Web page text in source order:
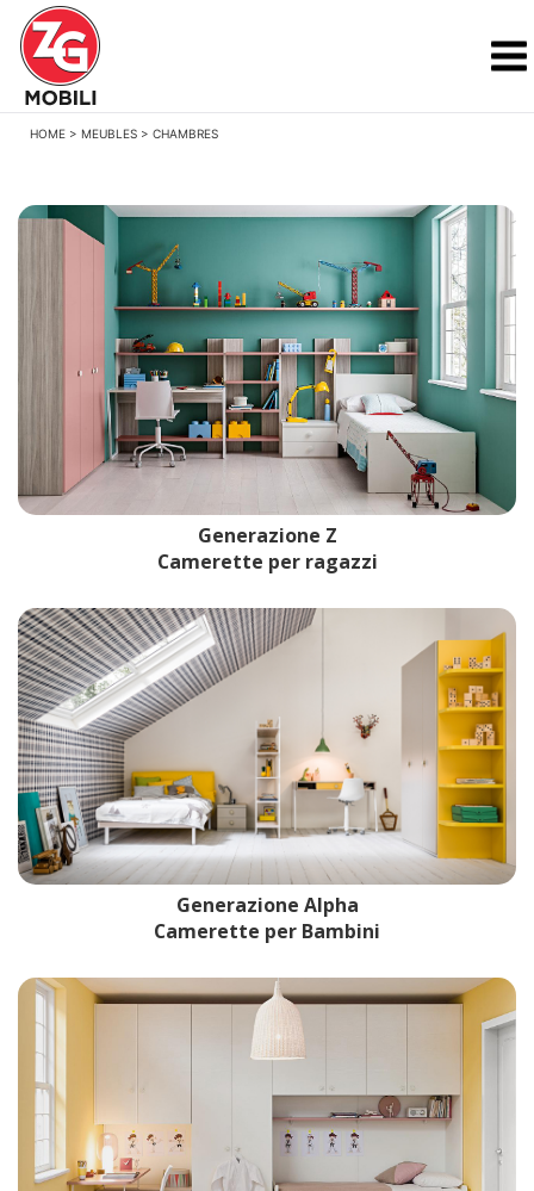
HOME > MEUBLES > CHAMBRES
Generazione Z
Camerette per ragazzi
Generazione Alpha
Camerette per Bambini